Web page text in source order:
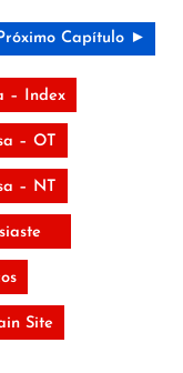
Capítulo ►
– Index
– OT
– NT
Site